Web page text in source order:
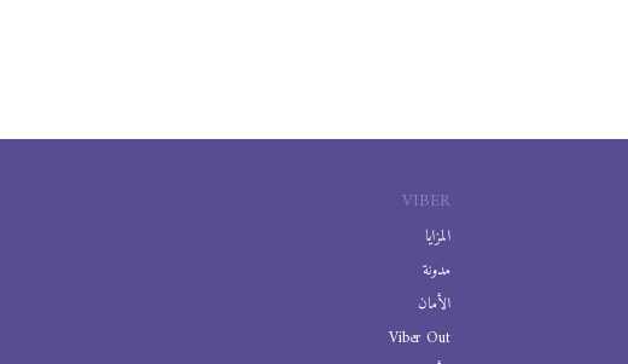
VIBER
المزايا
مدونة
الأمان
Viber Out